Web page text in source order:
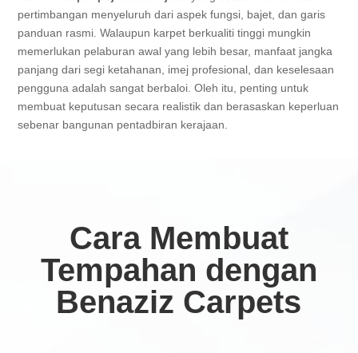
pertimbangan menyeluruh dari aspek fungsi, bajet, dan garis
panduan rasmi. Walaupun karpet berkualiti tinggi mungkin
memerlukan pelaburan awal yang lebih besar, manfaat jangka
panjang dari segi ketahanan, imej profesional, dan keselesaan
pengguna adalah sangat berbaloi. Oleh itu, penting untuk
membuat keputusan secara realistik dan berasaskan keperluan
sebenar bangunan pentadbiran kerajaan.
Cara Membuat
Tempahan dengan
Benaziz Carpets